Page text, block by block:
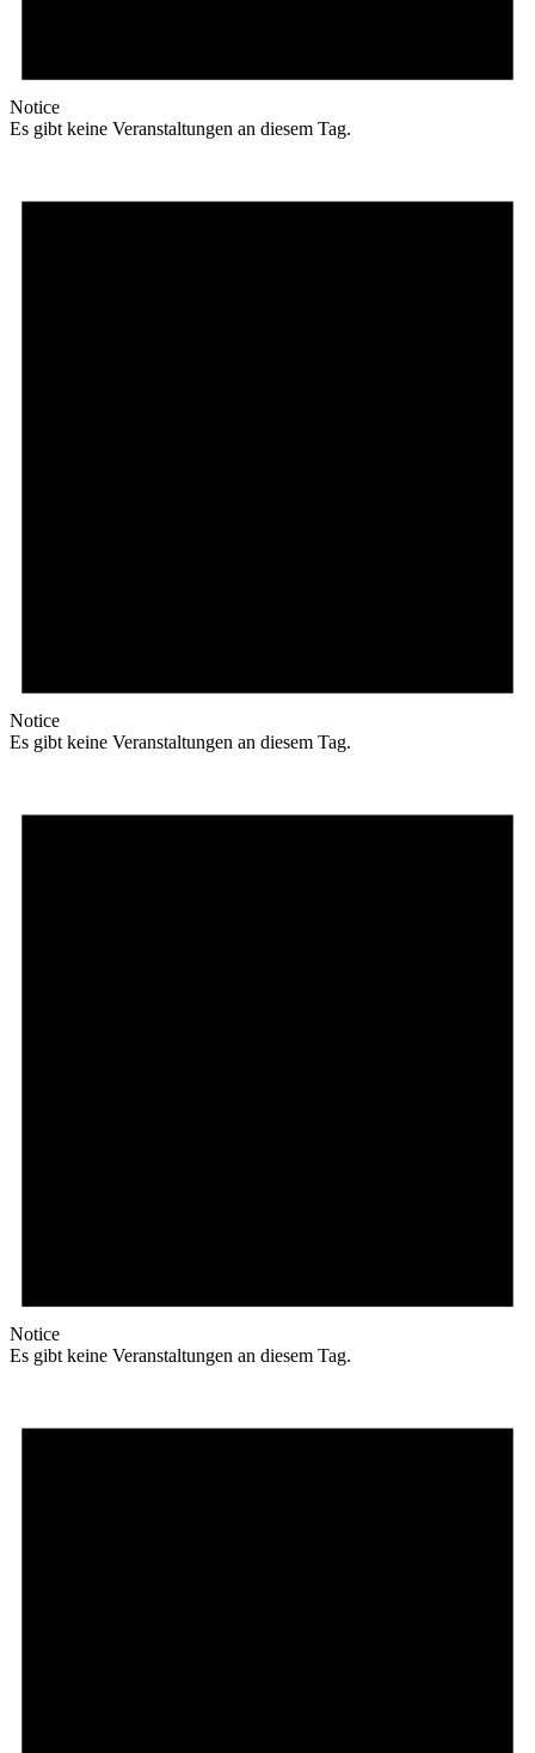
Notice
Es gibt keine Veranstaltungen an diesem Tag.
Notice
Es gibt keine Veranstaltungen an diesem Tag.
Notice
Es gibt keine Veranstaltungen an diesem Tag.